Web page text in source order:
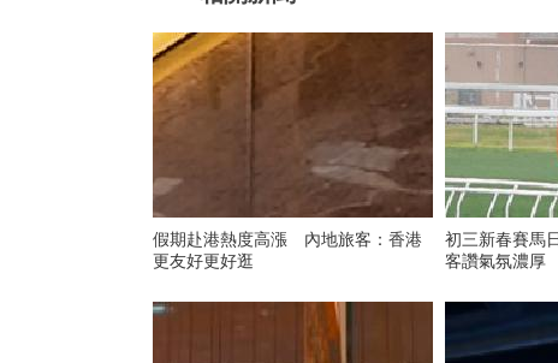
假期赴港熱度高漲 內地旅客：香港
更友好更好逛
初三新春賽
客讚氣氛濃厚